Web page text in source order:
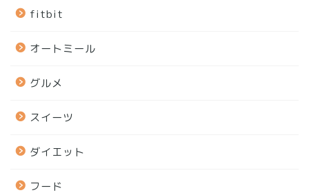
fitbit
オートミール
グルメ
スイーツ
ダイエット
フード